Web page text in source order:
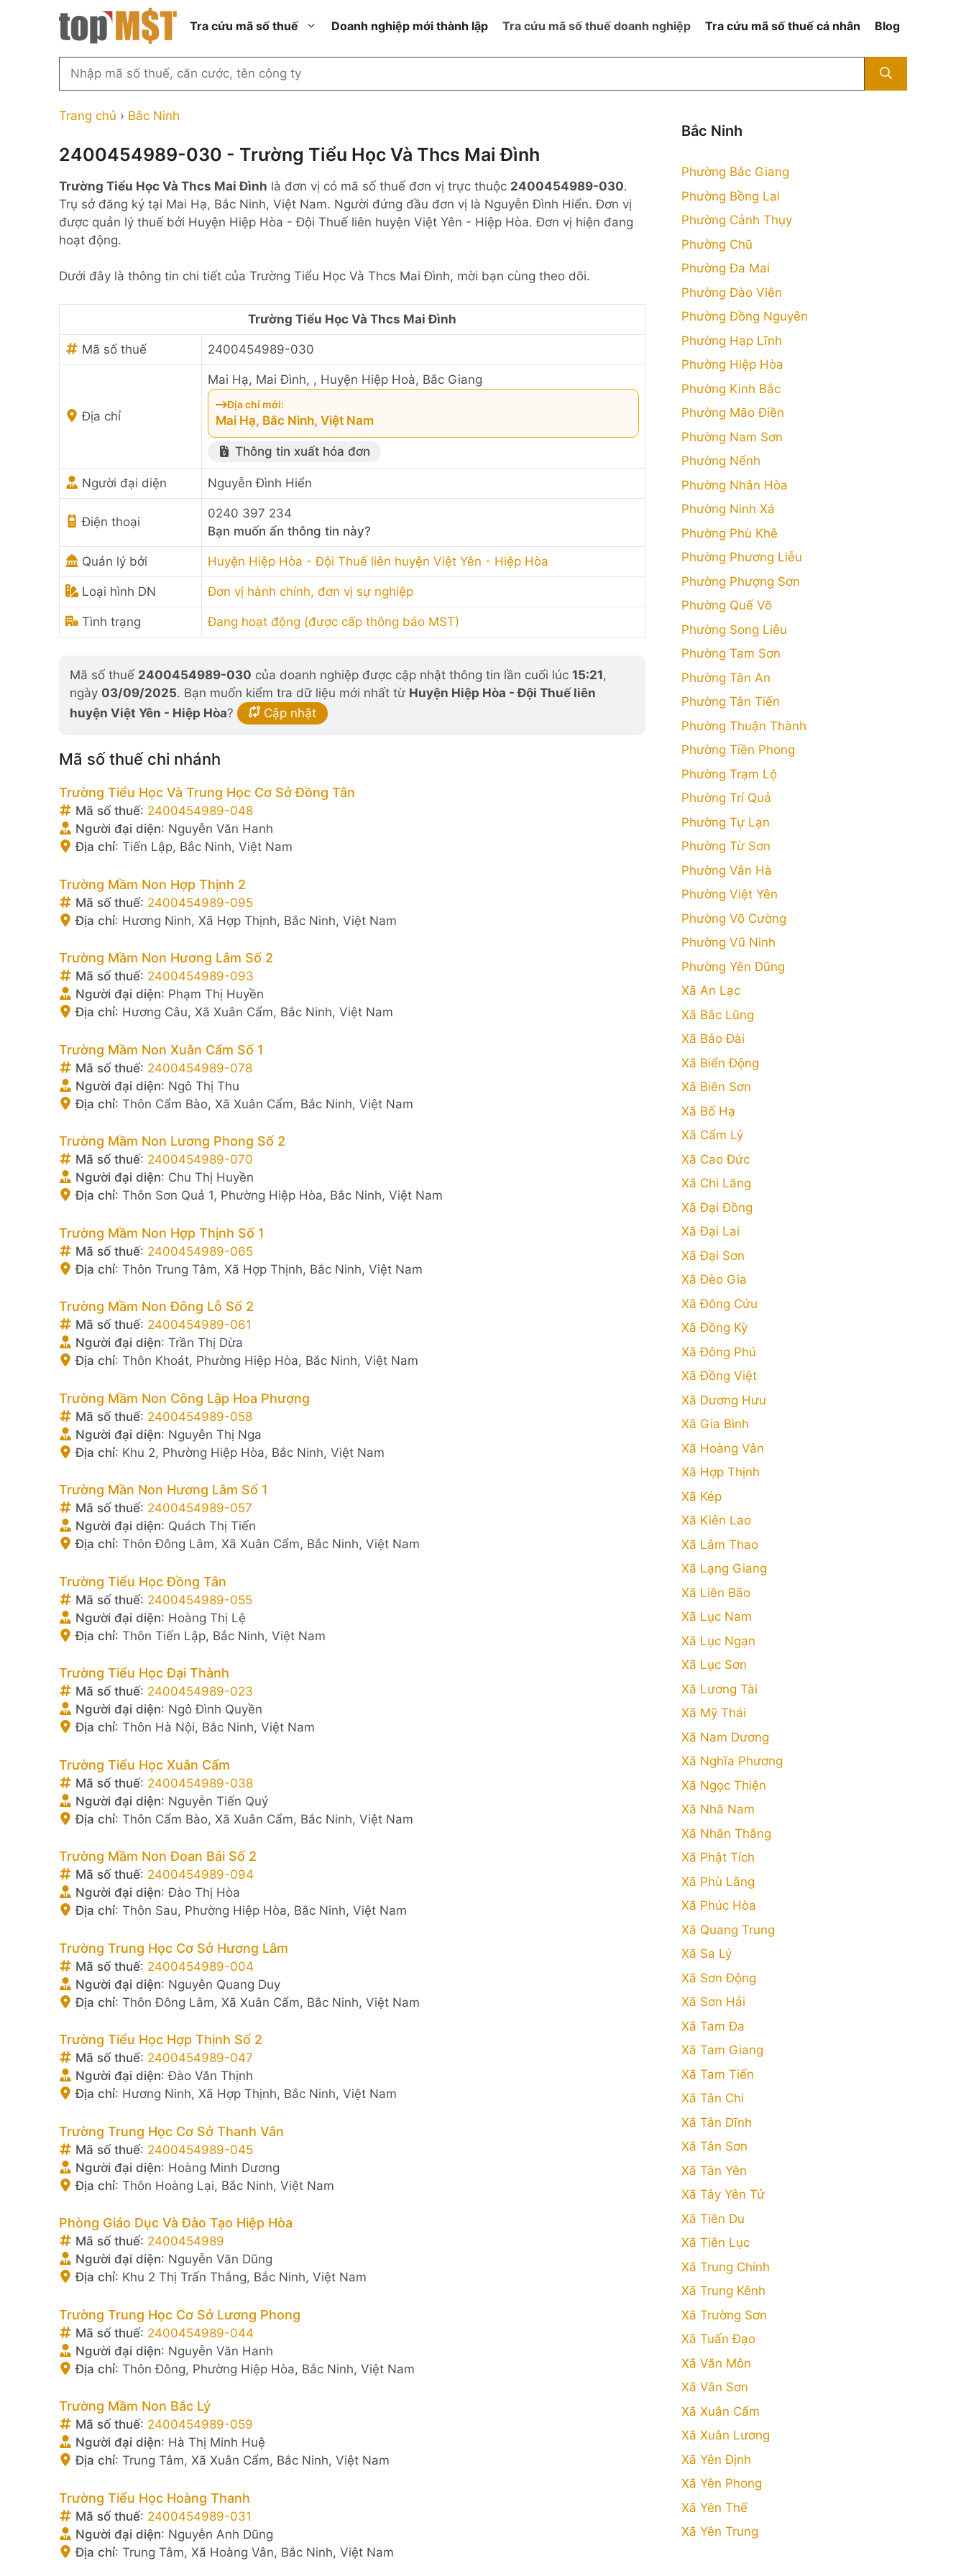
Tra cứu mã số thuế
Thành phố Hồ Chí Minh
Thành phố Hà Nội
Thành phố Đà Nẵng
Thành phố Hải Phòng
Thanh Hóa
Bắc Ninh
Nghệ An
Công ty cổ phần ngoài NN
thành viên ngoài NN
thành viên trở lên ngoài NN
Công ty trách nhiệm hữu hạn
ngoài NN
Nhà nước
Ngừng hoạt động nhưng chưa
hoàn thành thủ tục đóng MST
Không hoạt động tại địa chỉ đã
đăng ký
Doanh nghiệp mới thành lập Tra cứu mã số thuế doanh nghiệp Tra cứu mã số thuế cá nhân Blog
Tìm
theo
công
người
đại
diện
hoặc
số
Trang chủ › Bắc Ninh
2400454989-030 - Trường Tiểu Học Và Thcs Mai Đình
Trường Tiểu Học Và Thcs Mai Đình là đơn vị có mã số thuế đơn vị trực thuộc 2400454989-030.
Trụ sở đăng ký tại Mai Hạ, Bắc Ninh, Việt Nam. Người đứng đầu đơn vị là Nguyễn Đình Hiển. Đơn vị
được quản lý thuế bởi Huyện Hiệp Hòa - Đội Thuế liên huyện Việt Yên - Hiệp Hòa. Đơn vị hiện đang
hoạt động.
Dưới đây là thông tin chi tiết của Trường Tiểu Học Và Thcs Mai Đình, mời bạn cùng theo dõi.
Trường Tiểu Học Và Thcs Mai Đình
Mã số thuế 2400454989-030
Địa chỉ
Mai Hạ, Mai Đình, , Huyện Hiệp Hoà, Bắc Giang
Địa chỉ mới:
Mai Hạ, Bắc Ninh, Việt Nam
Thông tin xuất hóa đơn
Người đại diện Nguyễn Đình Hiển
Điện thoại
0240 397 234
Bạn muốn ẩn thông tin này?
Quản lý bởi Huyện Hiệp Hòa - Đội Thuế liên huyện Việt Yên - Hiệp Hòa
Loại hình DN Đơn vị hành chính, đơn vị sự nghiệp
Tình trạng Đang hoạt động (được cấp thông báo MST)
Mã số thuế 2400454989-030 của doanh nghiệp được cập nhật thông tin lần cuối lúc 15:21,
ngày 03/09/2025. Bạn muốn kiểm tra dữ liệu mới nhất từ Huyện Hiệp Hòa - Đội Thuế liên
huyện Việt Yên - Hiệp Hòa? Cập nhật
Mã số thuế chi nhánh
Trường Tiểu Học Và Trung Học Cơ Sở Đồng Tân
Mã số thuế: 2400454989-048
Người đại diện: Nguyễn Văn Hanh
Địa chỉ: Tiến Lập, Bắc Ninh, Việt Nam
Trường Mầm Non Hợp Thịnh 2
Mã số thuế: 2400454989-095
Địa chỉ: Hương Ninh, Xã Hợp Thịnh, Bắc Ninh, Việt Nam
Trường Mầm Non Hương Lâm Số 2
Mã số thuế: 2400454989-093
Người đại diện: Phạm Thị Huyền
Địa chỉ: Hương Câu, Xã Xuân Cẩm, Bắc Ninh, Việt Nam
Trường Mầm Non Xuân Cẩm Số 1
Mã số thuế: 2400454989-078
Người đại diện: Ngô Thị Thu
Địa chỉ: Thôn Cẩm Bào, Xã Xuân Cẩm, Bắc Ninh, Việt Nam
Trường Mầm Non Lương Phong Số 2
Mã số thuế: 2400454989-070
Người đại diện: Chu Thị Huyền
Địa chỉ: Thôn Sơn Quả 1, Phường Hiệp Hòa, Bắc Ninh, Việt Nam
Trường Mầm Non Hợp Thịnh Số 1
Mã số thuế: 2400454989-065
Địa chỉ: Thôn Trung Tâm, Xã Hợp Thịnh, Bắc Ninh, Việt Nam
Trường Mầm Non Đông Lỗ Số 2
Mã số thuế: 2400454989-061
Người đại diện: Trần Thị Dừa
Địa chỉ: Thôn Khoát, Phường Hiệp Hòa, Bắc Ninh, Việt Nam
Trường Mầm Non Công Lập Hoa Phượng
Mã số thuế: 2400454989-058
Người đại diện: Nguyễn Thị Nga
Địa chỉ: Khu 2, Phường Hiệp Hòa, Bắc Ninh, Việt Nam
Trường Mần Non Hương Lâm Số 1
Mã số thuế: 2400454989-057
Người đại diện: Quách Thị Tiến
Địa chỉ: Thôn Đông Lâm, Xã Xuân Cẩm, Bắc Ninh, Việt Nam
Trường Tiểu Học Đồng Tân
Mã số thuế: 2400454989-055
Người đại diện: Hoàng Thị Lệ
Địa chỉ: Thôn Tiến Lập, Bắc Ninh, Việt Nam
Trường Tiểu Học Đại Thành
Mã số thuế: 2400454989-023
Người đại diện: Ngô Đình Quyền
Địa chỉ: Thôn Hà Nội, Bắc Ninh, Việt Nam
Trường Tiểu Học Xuân Cẩm
Mã số thuế: 2400454989-038
Người đại diện: Nguyễn Tiến Quý
Địa chỉ: Thôn Cẩm Bào, Xã Xuân Cẩm, Bắc Ninh, Việt Nam
Trường Mầm Non Đoan Bái Số 2
Mã số thuế: 2400454989-094
Người đại diện:Đào Thị Hòa
Địa chỉ: Thôn Sau, Phường Hiệp Hòa, Bắc Ninh, Việt Nam
Trường Trung Học Cơ Sở Hương Lâm
Mã số thuế: 2400454989-004
Người đại diện: Nguyễn Quang Duy
Địa chỉ: Thôn Đông Lâm, Xã Xuân Cẩm, Bắc Ninh, Việt Nam
Trường Tiểu Học Hợp Thịnh Số 2
Mã số thuế: 2400454989-047
Người đại diện:Đào Văn Thịnh
Địa chỉ: Hương Ninh, Xã Hợp Thịnh, Bắc Ninh, Việt Nam
Trường Trung Học Cơ Sở Thanh Vân
Mã số thuế: 2400454989-045
Người đại diện: Hoàng Minh Dương
Địa chỉ: Thôn Hoàng Lại, Bắc Ninh, Việt Nam
Phòng Giáo Dục Và Đào Tạo Hiệp Hòa
Mã số thuế: 2400454989
Người đại diện: Nguyễn Văn Dũng
Địa chỉ: Khu 2 Thị Trấn Thắng, Bắc Ninh, Việt Nam
Trường Trung Học Cơ Sở Lương Phong
Mã số thuế: 2400454989-044
Người đại diện: Nguyễn Văn Hanh
Địa chỉ: Thôn Đông, Phường Hiệp Hòa, Bắc Ninh, Việt Nam
Trường Mầm Non Bắc Lý
Mã số thuế: 2400454989-059
Người đại diện: Hà Thị Minh Huệ
Địa chỉ: Trung Tâm, Xã Xuân Cẩm, Bắc Ninh, Việt Nam
Trường Tiểu Học Hoàng Thanh
Mã số thuế: 2400454989-031
Người đại diện: Nguyễn Anh Dũng
Địa chỉ: Trung Tâm, Xã Hoàng Vân, Bắc Ninh, Việt Nam
Bắc Ninh
Phường Bắc Giang
Phường Bồng Lai
Phường Cảnh Thụy
Phường Chũ
Phường Đa Mai
Phường Đào Viên
Phường Đồng Nguyên
Phường Hạp Lĩnh
Phường Hiệp Hòa
Phường Kinh Bắc
Phường Mão Điền
Phường Nam Sơn
Phường Nếnh
Phường Nhân Hòa
Phường Ninh Xá
Phường Phù Khê
Phường Phương Liễu
Phường Phượng Sơn
Phường Quế Võ
Phường Song Liễu
Phường Tam Sơn
Phường Tân An
Phường Tân Tiến
Phường Thuận Thành
Phường Tiền Phong
Phường Trạm Lộ
Phường Trí Quả
Phường Tự Lạn
Phường Từ Sơn
Phường Vân Hà
Phường Việt Yên
Phường Võ Cường
Phường Vũ Ninh
Phường Yên Dũng
Xã An Lạc
Xã Bắc Lũng
Xã Bảo Đài
Xã Biển Động
Xã Biên Sơn
Xã Bố Hạ
Xã Cẩm Lý
Xã Cao Đức
Xã Chi Lăng
Xã Đại Đồng
Xã Đại Lai
Xã Đại Sơn
Xã Đèo Gia
Xã Đông Cứu
Xã Đồng Kỳ
Xã Đông Phú
Xã Đồng Việt
Xã Dương Hưu
Xã Gia Bình
Xã Hoàng Vân
Xã Hợp Thịnh
Xã Kép
Xã Kiên Lao
Xã Lâm Thao
Xã Lạng Giang
Xã Liên Bão
Xã Lục Nam
Xã Lục Ngạn
Xã Lục Sơn
Xã Lương Tài
Xã Mỹ Thái
Xã Nam Dương
Xã Nghĩa Phương
Xã Ngọc Thiện
Xã Nhã Nam
Xã Nhân Thắng
Xã Phật Tích
Xã Phù Lãng
Xã Phúc Hòa
Xã Quang Trung
Xã Sa Lý
Xã Sơn Động
Xã Sơn Hải
Xã Tam Đa
Xã Tam Giang
Xã Tam Tiến
Xã Tân Chi
Xã Tân Dĩnh
Xã Tân Sơn
Xã Tân Yên
Xã Tây Yên Tử
Xã Tiên Du
Xã Tiên Lục
Xã Trung Chính
Xã Trung Kênh
Xã Trường Sơn
Xã Tuấn Đạo
Xã Văn Môn
Xã Vân Sơn
Xã Xuân Cẩm
Xã Xuân Lương
Xã Yên Định
Xã Yên Phong
Xã Yên Thế
Xã Yên Trung